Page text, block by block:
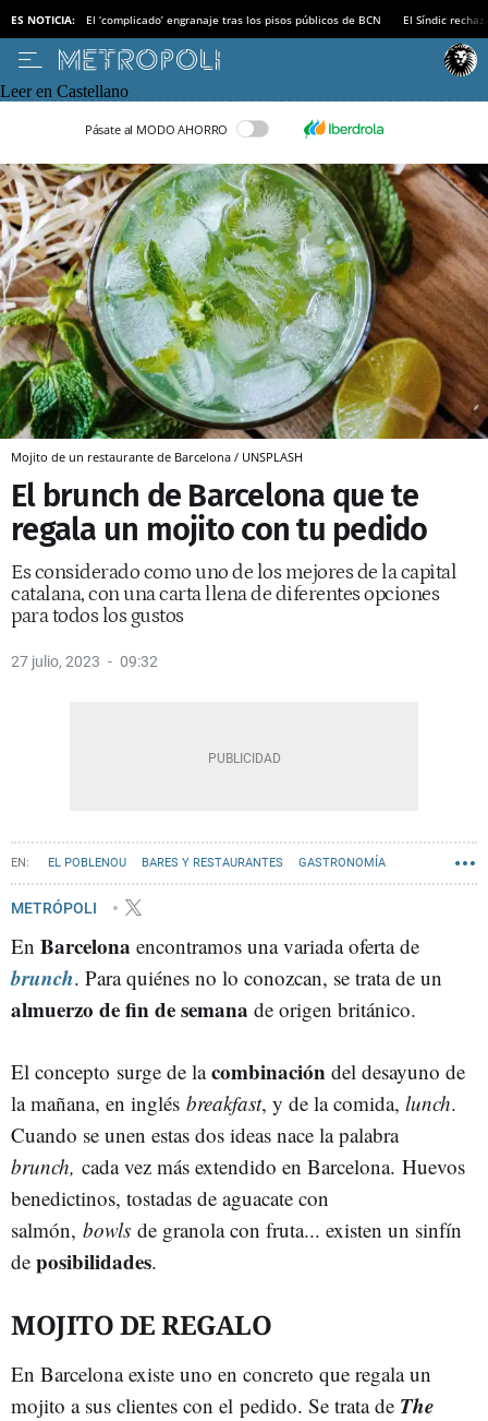
ES NOTICIA: El ‘complicado’ engranaje tras los pisos públicos de BCN El Síndic
Leer en Castellano
Pásate al MODO AHORRO
Mojito de un restaurante de Barcelona / UNSPLASH
El brunch de Barcelona que te
regala un mojito con tu pedido
Es considerado como uno de los mejores de la capital
catalana, con una carta llena de diferentes opciones
para todos los gustos
27 julio, 2023 09:32
EL POBLENOU BARES Y RESTAURANTES GASTRONOMÍA
GREMI DE RESTAURACIÓ
METRÓPOLI
En Barcelona encontramos una variada oferta de
brunch. Para quiénes no lo conozcan, se trata de un
almuerzo de fin de semana de origen británico.
El concepto surge de lacombinación del desayuno de
la mañana, en inglés breakfast, y de la comida, lunch.
Cuando se unen estas dos ideas nace la palabra
brunch, cada vez más extendido en Barcelona. Huevos
benedictinos, tostadas de aguacate con
salmón, bowls de granola con fruta... existen un sinfín
de posibilidades.
MOJITO DE REGALO
En Barcelona existe uno en concreto que regala un
mojito a sus clientes con el pedido. Se trata de The